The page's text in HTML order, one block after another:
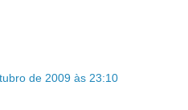
de 2009 às 23:10